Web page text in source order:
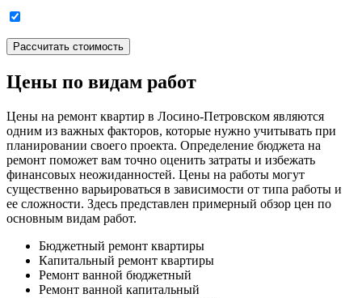
Цены по видам работ
Цены на ремонт квартир в Лосино-Петровском являются
одним из важных факторов, которые нужно учитывать при
планировании своего проекта. Определение бюджета на
ремонт поможет вам точно оценить затраты и избежать
финансовых неожиданностей. Цены на работы могут
существенно варьироваться в зависимости от типа работы и
ее сложности. Здесь представлен примерный обзор цен по
основным видам работ.
Бюджетный ремонт квартиры
Капитальный ремонт квартиры
Ремонт ванной бюджетный
Ремонт ванной капитальный